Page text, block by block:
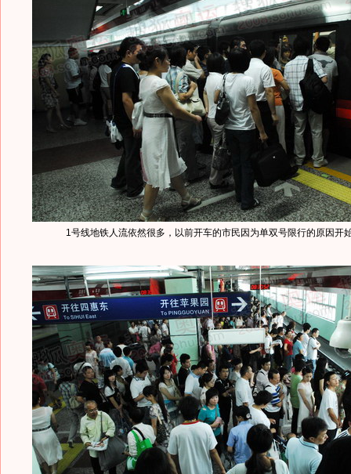
1号线地铁人流依然很多，以前开车的市民因为单双号限行的原因开